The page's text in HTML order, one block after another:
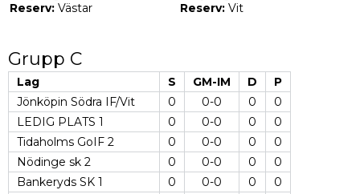
Reserv: Västar
Reserv: Vit
Grupp C
Lag S GM-IM D
P
Jönköpin Södra IF/Vit
0 0-0 0
0
LEDIG PLATS 1
0 0-0 0
0
Tidaholms GoIF 2
0 0-0 0
0
Nödinge sk 2
0 0-0 0
0
Bankeryds SK 1
0 0-0 0
0